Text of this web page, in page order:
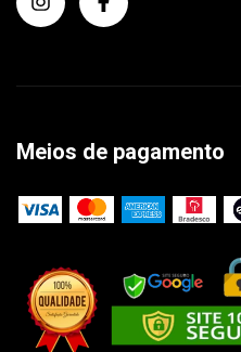
Meios de pagamento